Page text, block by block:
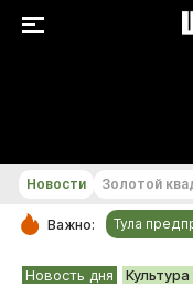
РУБРИКИ
Новости Золотой
Важно: Тула
Новость дня Культура